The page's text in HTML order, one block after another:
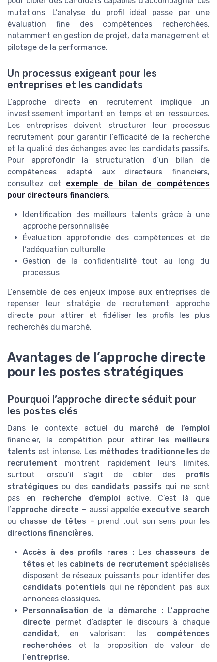
mutations. L’analyse du profil idéal passe par une
évaluation fine des compétences recherchées,
notamment en gestion de projet, data management et
pilotage de la performance.
Un processus exigeant pour les
entreprises et les candidats
L’approche directe en recrutement implique un
investissement important en temps et en ressources.
Les entreprises doivent structurer leur processus
recrutement pour garantir l’efficacité de la recherche
et la qualité des échanges avec les candidats passifs.
Pour approfondir la structuration d’un bilan de
compétences adapté aux directeurs financiers,
consultez cet exemple de bilan de compétences
pour directeurs financiers.
Identification des meilleurs talents grâce à une
approche personnalisée
Évaluation approfondie des compétences et de
l’adéquation culturelle
Gestion de la confidentialité tout au long du
processus
L’ensemble de ces enjeux impose aux entreprises de
repenser leur stratégie de recrutement approche
directe pour attirer et fidéliser les profils les plus
recherchés du marché.
Avantages de l’approche directe
pour les postes stratégiques
Pourquoi l’approche directe séduit pour
les postes clés
Dans le contexte actuel du marché de l’emploi
financier, la compétition pour attirer les meilleurs
talents est intense. Les méthodes traditionnelles de
recrutement montrent rapidement leurs limites,
surtout lorsqu’il s’agit de cibler des profils
stratégiques ou des candidats passifs qui ne sont
pas en recherche d’emploiactive. C’est là que
l’approche directe – aussi appelée executive search
ou chasse de têtes – prend tout son sens pour les
directions financières.
Accès à des profils rares :Les chasseurs de
têtes et les cabinets de recrutement spécialisés
disposent de réseaux puissants pour identifier des
candidats potentiels qui ne répondent pas aux
annonces classiques.
Personnalisation de la démarche : L’approche
directe permet d’adapter le discours à chaque
candidat, en valorisant les compétences
recherchées et la proposition de valeur de
l’entreprise.